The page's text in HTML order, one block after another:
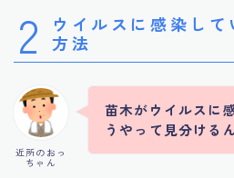
2
ウイルスに感染し
方法
近所のおっ
ちゃん
苗木がウイルスに
うやって見分ける